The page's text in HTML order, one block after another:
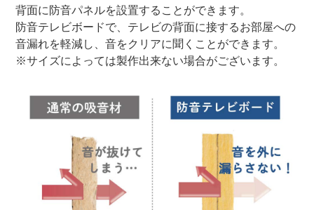
背面に防音パネルを設置することができます。
防音テレビボードで、テレビの背面に接するお部屋への
音漏れを軽減し、音をクリアに聞くことができます。
※サイズによっては製作出来ない場合がございます。